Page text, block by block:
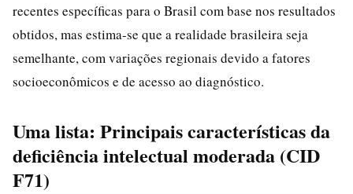
recentes específicas para o Brasil com base nos resultados
obtidos, mas estima-se que a realidade brasileira seja
semelhante, com variações regionais devido a fatores
socioeconômicos e de acesso ao diagnóstico.
Uma lista: Principais características da
deficiência intelectual moderada (CID
F71)